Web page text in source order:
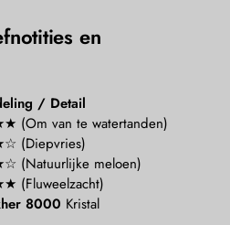
en
/ Detail
van te watertanden)
(Diepvries)
(Natuurlijke meloen)
(Fluweelzacht)
8000 Kristal